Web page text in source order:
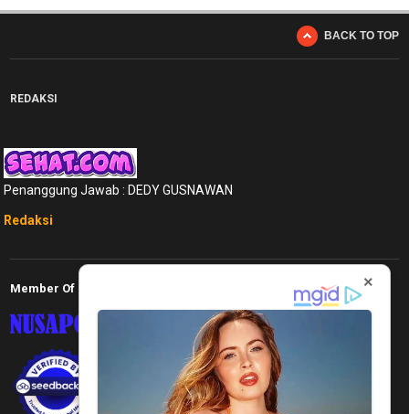
BACK TO TOP
REDAKSI
Penanggung Jawab : DEDY GUSNAWAN
Redaksi
Member Of ×